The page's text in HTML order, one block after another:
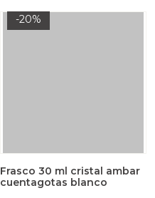
-20%
Frasco 30 ml cristal ambar
cuentagotas blanco